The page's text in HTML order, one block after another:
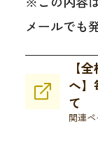
メールでも
【
へ】
て
関連